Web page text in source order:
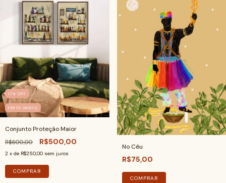
17 % OFF
FRETE GRÁTIS
Conjunto Proteção Maior
R$600,00 R$500,00
2 x de R$250,00 sem juros
COMPRAR
No Céu
R$75,00
COMPRAR